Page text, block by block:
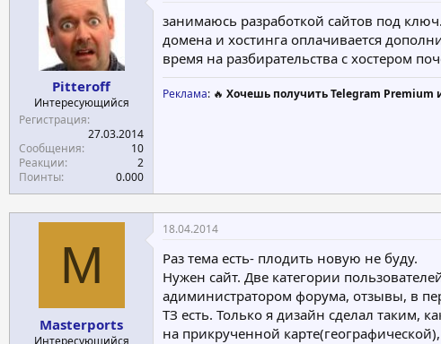
Pitteroff
Интересующийся
Регистрация
27.03.2014
Сообщения
10
Реакции
2
Поинты
0.000
занимаюсь разработкой сайтов под
домена и хостинга оплачивается
время на разбирательства с хостером
Реклама: 🔥 Хочешь получить Telegram Premium
M
Masterports
Интересующийся
18.04.2014
Раз тема есть- плодить новую не буду.
Нужен сайт. Две категории
адиминистратором форума, отзывы, в
ТЗ есть. Только я дизайн сделал таким,
на прикрученной